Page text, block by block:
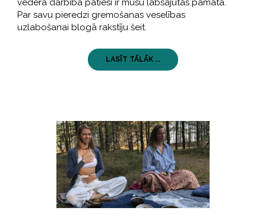
vēdera darbība patiesi ir mūsu labsajūtas pamatā.
Par savu pieredzi gremošanas veselības
uzlabošanai blogā rakstīju šeit.
LASĪT TĀLĀK ...